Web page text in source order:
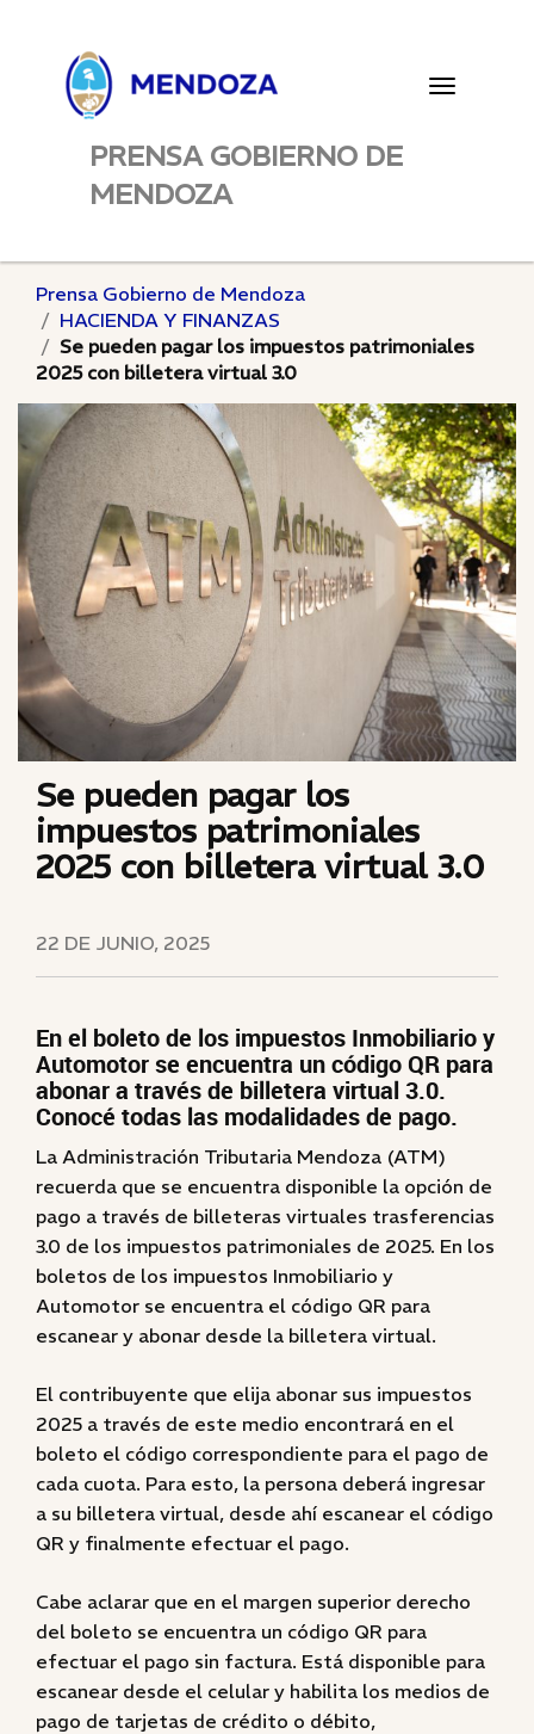
Toggle
PRENSA GOBIERNO DE
MENDOZA
Prensa Gobierno de Mendoza
HACIENDA Y FINANZAS
Se pueden pagar los impuestos patrimoniales
2025 con billetera virtual 3.0
Se pueden pagar los
impuestos patrimoniales
2025 con billetera virtual 3.0
22 DE JUNIO, 2025
En el boleto de los impuestos Inmobiliario y
Automotor se encuentra un código QR para
abonar a través de billetera virtual 3.0.
Conocé todas las modalidades de pago.
La Administración Tributaria Mendoza (ATM)
recuerda que se encuentra disponible la opción de
pago a través de billeteras virtuales trasferencias
3.0 de los impuestos patrimoniales de 2025. En los
boletos de los impuestos Inmobiliario y
Automotor se encuentra el código QR para
escanear y abonar desde la billetera virtual.
El contribuyente que elija abonar sus impuestos
2025 a través de este medio encontrará en el
boleto el código correspondiente para el pago de
cada cuota. Para esto, la persona deberá ingresar
a su billetera virtual, desde ahí escanear el código
QR y finalmente efectuar el pago.
Cabe aclarar que en el margen superior derecho
del boleto se encuentra un código QR para
efectuar el pago sin factura. Está disponible para
escanear desde el celular y habilita los medios de
pago de tarjetas de crédito o débito,